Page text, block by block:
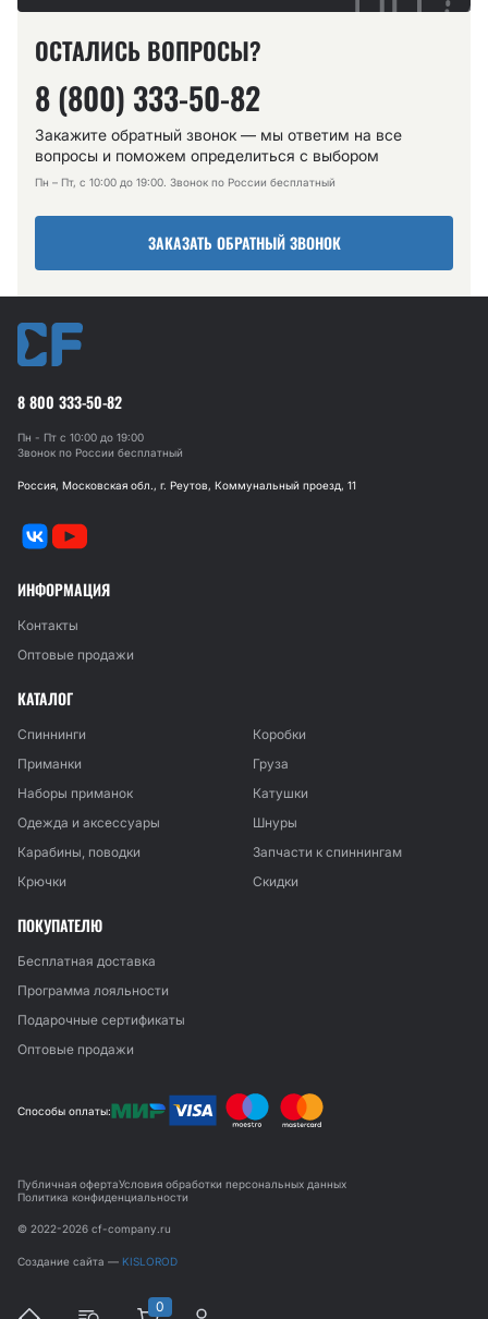
ОСТАЛИСЬ ВОПРОСЫ?
8 (800) 333-50-82
Закажите обратный звонок — мы ответим на все
вопросы и поможем определиться с выбором
Пн – Пт, с 10:00 до 19:00. Звонок по России бесплатный
ЗАКАЗАТЬ ОБРАТНЫЙ ЗВОНОК
8 800 333-50-82
Пн - Пт с 10:00 до 19:00
Звонок по России бесплатный
Россия, Московская обл., г. Реутов, Коммунальный проезд, 11
ИНФОРМАЦИЯ
Контакты
Оптовые продажи
КАТАЛОГ
Спиннинги
Коробки
Приманки
Груза
Наборы приманок
Катушки
Одежда и аксессуары
Шнуры
Карабины, поводки
Запчасти к спиннингам
Крючки
Скидки
ПОКУПАТЕЛЮ
Бесплатная доставка
Программа лояльности
Подарочные сертификаты
Оптовые продажи
Способы оплаты:
© 2022-2026 cf-company.ru
Публичная офертаУсловия обработки персональных данных
Политика конфиденциальности
Создание сайта — KISLOROD
0